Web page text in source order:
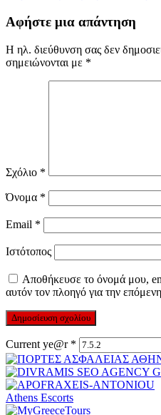
Αφήστε μια απάντηση
Η ηλ. διεύθυνση σας δεν
σημειώνονται με *
Σχόλιο *
Όνομα *
Email *
Ιστότοπος
Αποθήκευσε το όνομά μου,
αυτόν τον πλοηγό για την
Current ye@r *
Athens Escorts